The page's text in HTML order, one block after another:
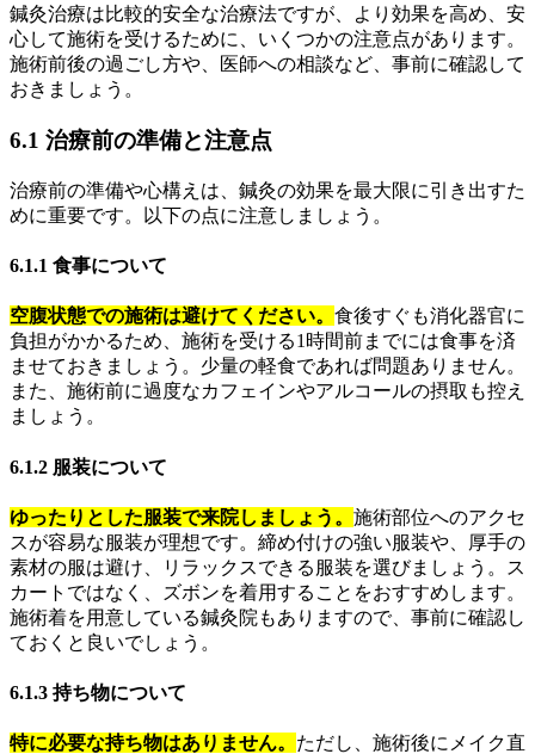
鍼灸治療は比較的安全な治療法ですが、より効果を高め、安
心して施術を受けるために、いくつかの注意点があります。
施術前後の過ごし方や、医師への相談など、事前に確認して
おきましょう。
6.1 治療前の準備と注意点
治療前の準備や心構えは、鍼灸の効果を最大限に引き出すた
めに重要です。以下の点に注意しましょう。
6.1.1 食事について
空腹状態での施術は避けてください。 食後すぐも消化器官に
負担がかかるため、施術を受ける1時間前までには食事を済
ませておきましょう。少量の軽食であれば問題ありません。
また、施術前に過度なカフェインやアルコールの摂取も控え
ましょう。
6.1.2 服装について
ゆったりとした服装で来院しましょう。 施術部位へのアクセ
スが容易な服装が理想です。締め付けの強い服装や、厚手の
素材の服は避け、リラックスできる服装を選びましょう。ス
カートではなく、ズボンを着用することをおすすめします。
施術着を用意している鍼灸院もありますので、事前に確認し
ておくと良いでしょう。
6.1.3 持ち物について
特に必要な持ち物はありません。 ただし、施術後にメイク直